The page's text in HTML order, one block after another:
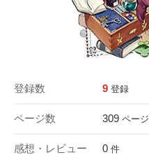
登録数 9 登録
ページ数 309 ページ
感想・レビュー 0 件